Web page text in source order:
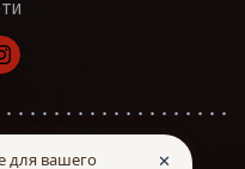
2026 г.
для вашего ✕